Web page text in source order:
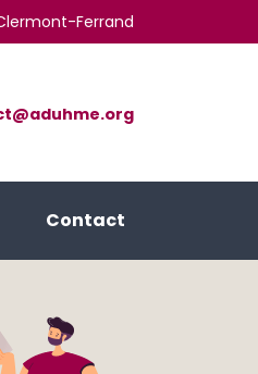
Ferrand
Contact